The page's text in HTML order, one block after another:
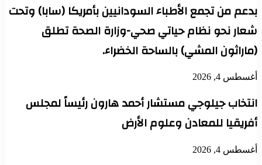
بدعم من تجمع الأطباء السودانيين بأمريكا (سابا) وتحت
شعار نحو نظام حياتي صحي-وزارة الصحة تطلق
(ماراثون المشي) بالساحة الخضراء.
أغسطس 4, 2026
انتخاب جيلوجي مستشار أحمد هارون رئيساً لمجلس
أفريقيا للمعادن وعلوم الأرض
أغسطس 4, 2026